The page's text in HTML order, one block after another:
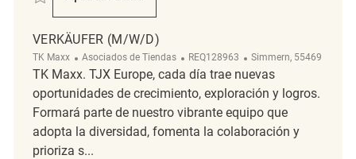
Verkäufer (m/w/d)
VERKÄUFER (M/W/D)
TK Maxx Categoría
Asociados de Tiendas ReqId
REQ128963 Ubicación
Simmern, 55469
TK Maxx. TJX Europe, cada día trae nuevas
oportunidades de crecimiento, exploración y logros.
Formará parte de nuestro vibrante equipo que
adopta la diversidad, fomenta la colaboración y
prioriza s...